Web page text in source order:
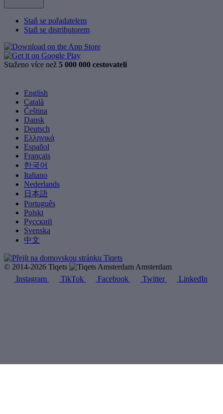
Staň se pořadatelem
Staň se distributorem
Staženo více než 5 000 000 cestovateli
English
Català
Čeština
Dansk
Deutsch
Ελληνικά
Español
Français
한국어
Italiano
Nederlands
日本語
Português
Polski
Русский
Svenska
中文
© 2014-2026 Tiqets
Amsterdam
Instagram
TikTok Facebook Twitter LinkedIn